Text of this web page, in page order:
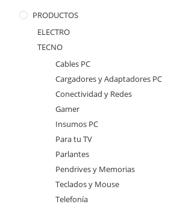
PRODUCTOS
ELECTRO
TECNO
Cables PC
Cargadores y Adaptadores PC
Conectividad y Redes
Gamer
Insumos PC
Para tu TV
Parlantes
Pendrives y Memorias
Teclados y Mouse
Telefonía